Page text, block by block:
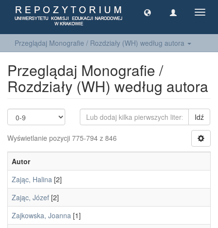
Przeglądaj Monografie / Rozdziały (WH) według autora
Przeglądaj Monografie /
Rozdziały (WH) według autora
Idź
Wyświetlanie pozycji 775-794 z 846
Autor
Zając, Halina [2]
Zając, Józef [2]
Zajkowska, Joanna [1]